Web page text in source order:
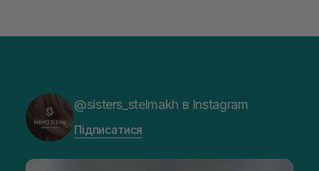
@sisters_stelmakh в Instagram
Підписатися